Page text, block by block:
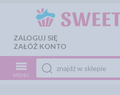
ZALOGUJ SIĘ
ZAŁÓŻ KONTO
MENU